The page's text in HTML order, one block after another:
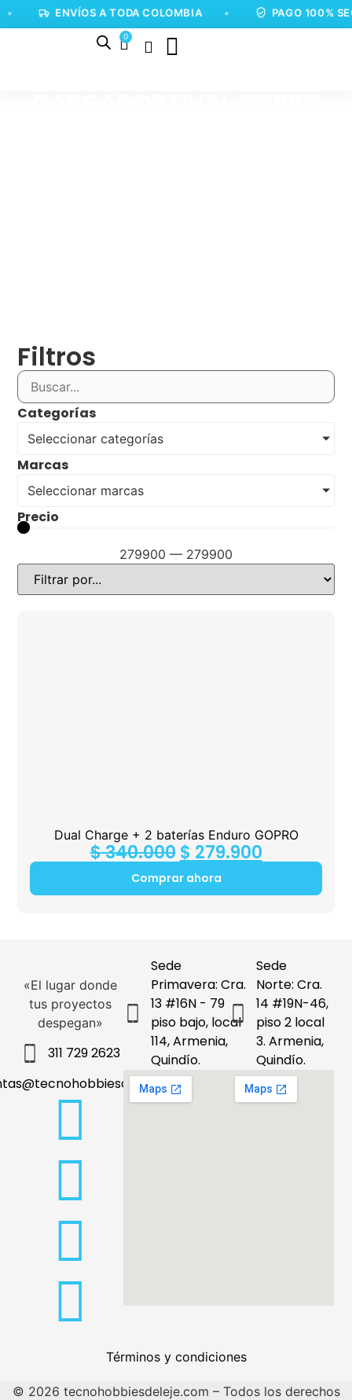
ENVÍOS A TODA COLOMBIA PAGO 100%
0
Filtros
Categorías
Seleccionar categorías
Marcas
Seleccionar marcas
Precio
279900 — 279900
Dual Charge + 2 baterías Enduro GOPRO
$340.000 $ 279.900
Comprar ahora
«El lugar donde
tus proyectos
despegan»
311 729 2623
Sede
Primavera: Cra.
13 #16N - 79
piso bajo, local
114, Armenia,
Quindío.
Sede
Norte: Cra.
14 #19N-46,
piso 2 local
3. Armenia,
Quindío.
Términos y condiciones
© 2026 tecnohobbiesdeleje.com – Todos los derechos